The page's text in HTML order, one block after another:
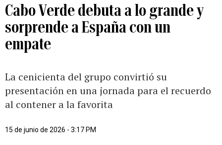
Cabo Verde debuta a lo grande y
sorprende a España con un
empate
La cenicienta del grupo convirtió su
presentación en una jornada para el recuerdo
al contener a la favorita
15 de junio de 2026 - 3:17 PM